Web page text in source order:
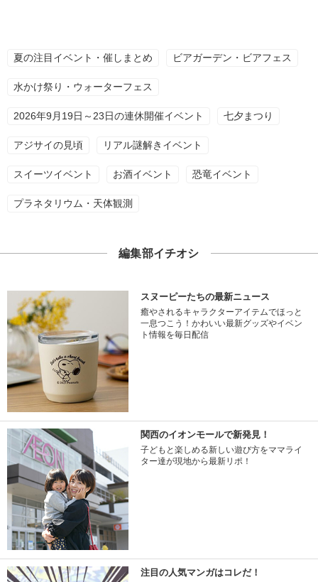
夏の注目イベント・催しまとめ ビアガーデン・ビアフェス
水かけ祭り・ウォーターフェス
2026年9月19日～23日の連休開催イベント 七夕まつり
アジサイの見頃 リアル謎解きイベント
スイーツイベント お酒イベント 恐竜イベント
プラネタリウム・天体観測
編集部イチオシ
スヌーピーたちの最新ニュース
癒やされるキャラクターアイテムでほっと
一息つこう！かわいい最新グッズやイベン
ト情報を毎日配信
関西のイオンモールで新発見！
子どもと楽しめる新しい遊び方をママライ
ター達が現地から最新リポ！
注目の人気マンガはコレだ！